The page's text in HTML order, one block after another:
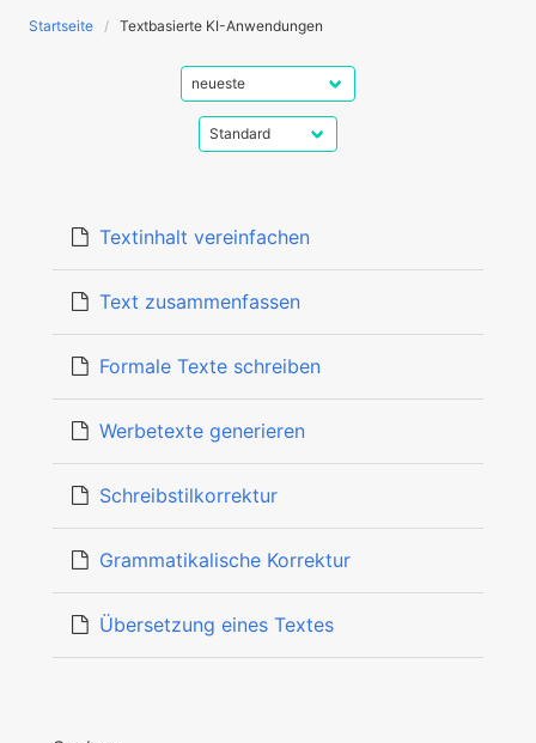
Startseite Textbasierte KI-Anwendungen
Textinhalt vereinfachen
Text zusammenfassen
Formale Texte schreiben
Werbetexte generieren
Schreibstilkorrektur
Grammatikalische Korrektur
Übersetzung eines Textes